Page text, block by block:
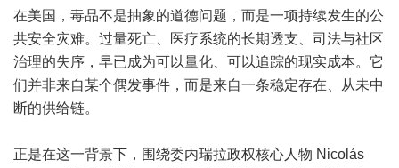
在美国，毒品不是抽象的道德问题，而是一项持续发生的公
共安全灾难。过量死亡、医疗系统的长期透支、司法与社区
治理的失序，早已成为可以量化、可以追踪的现实成本。它
们并非来自某个偶发事件，而是来自一条稳定存在、从未中
断的供给链。
正是在这一背景下，围绕委内瑞拉政权核心人物 Nicolás